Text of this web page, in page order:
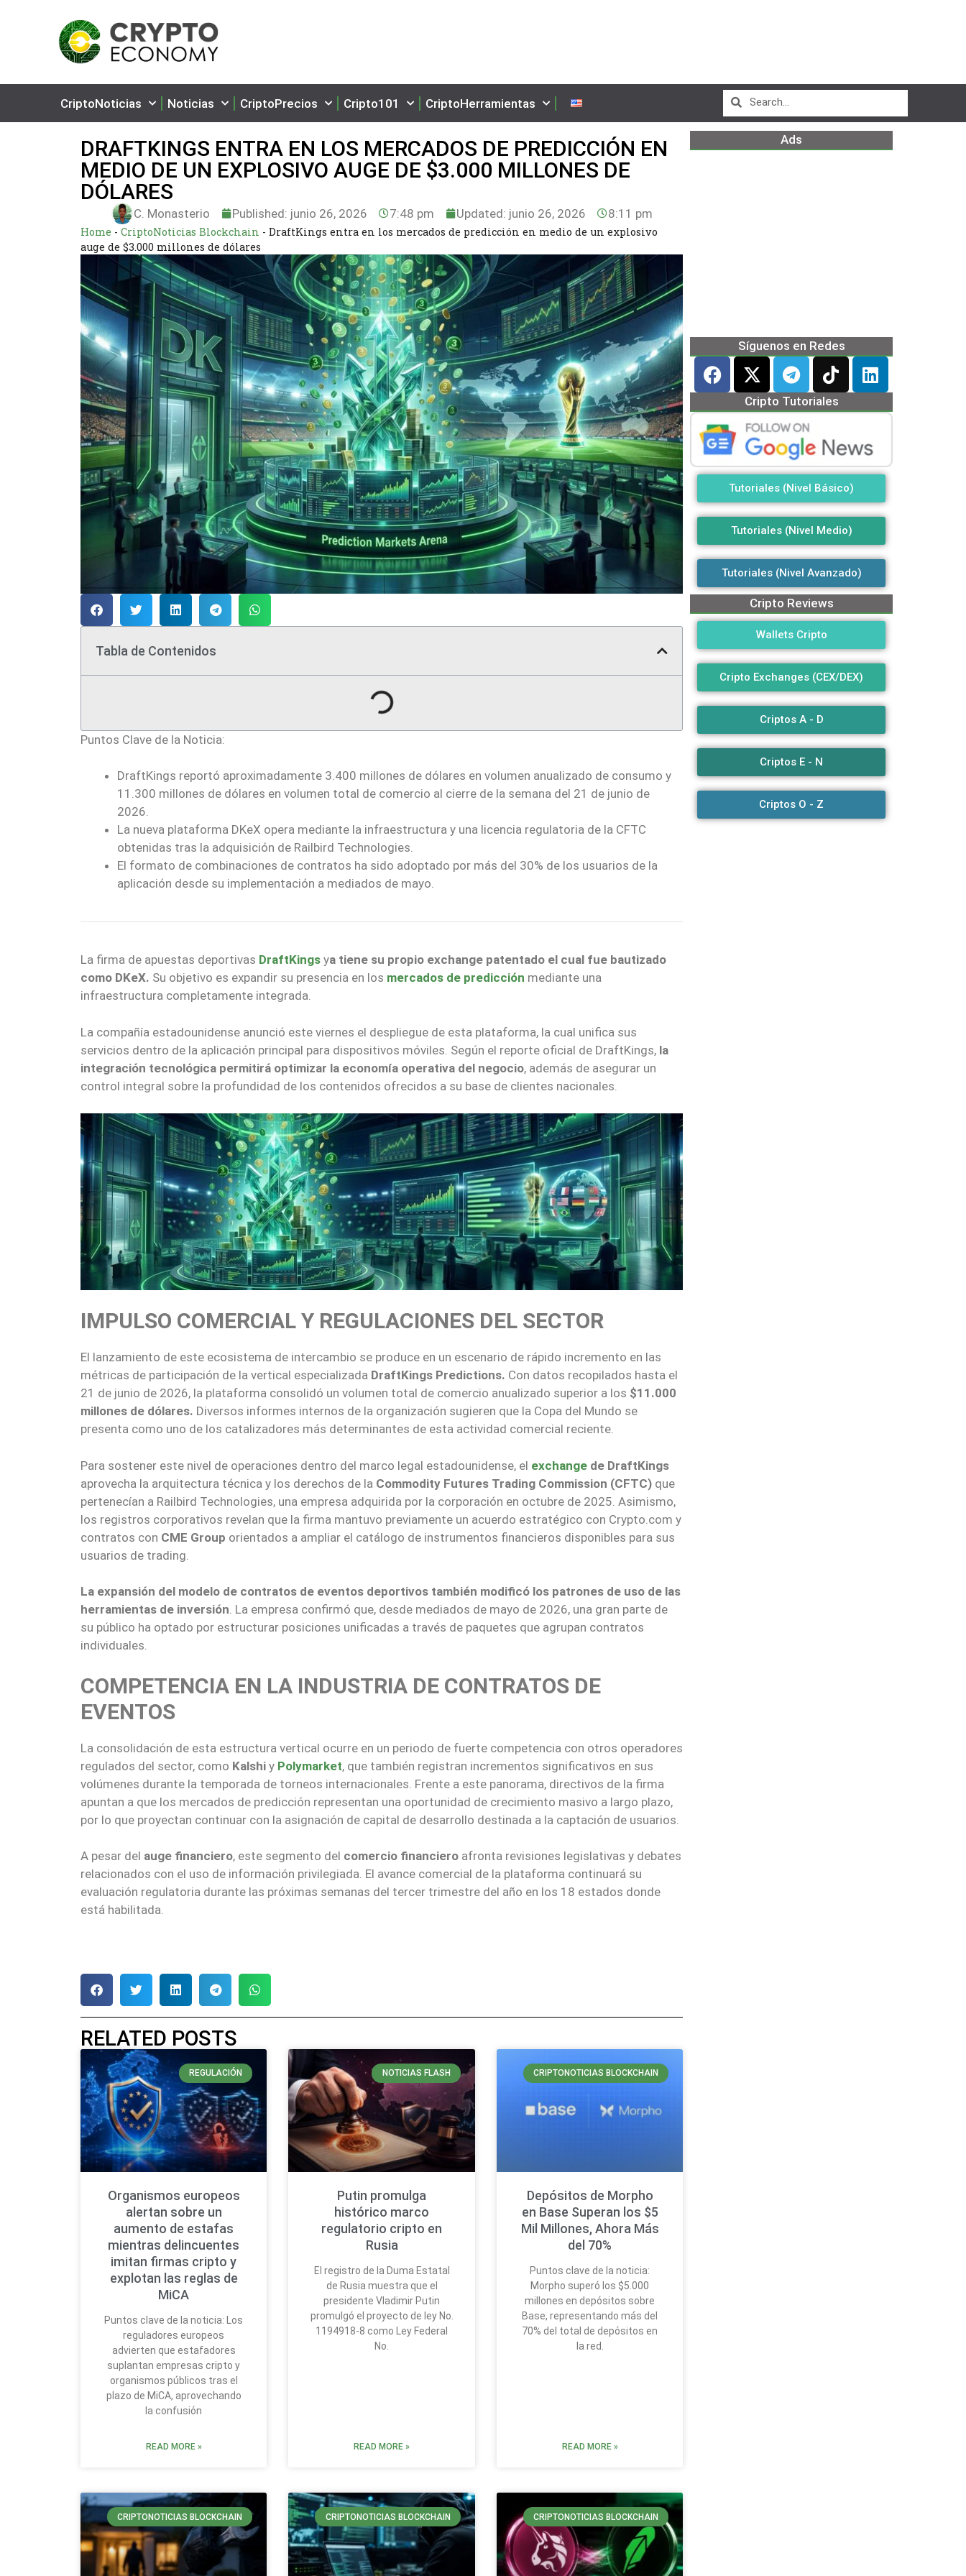
CriptoNoticias Noticias CriptoPrecios Cripto101 CriptoHerramientas
DRAFTKINGS ENTRA EN LOS MERCADOS DE PREDICCIÓN EN
MEDIO DE UN EXPLOSIVO AUGE DE $3.000 MILLONES DE
DÓLARES
C. Monasterio Published: junio 26, 2026 7:48 pm Updated: junio 26, 2026 8:11 pm
Home - CriptoNoticias Blockchain - DraftKings entra en los mercados de predicción en medio de un explosivo
auge de $3.000 millones de dólares
Tabla de Contenidos
Puntos Clave de la Noticia:
DraftKings reportó aproximadamente 3.400 millones de dólares en volumen anualizado de consumo y
11.300 millones de dólares en volumen total de comercio al cierre de la semana del 21 de junio de
2026.
La nueva plataforma DKeX opera mediante la infraestructura y una licencia regulatoria de la CFTC
obtenidas tras la adquisición de Railbird Technologies.
El formato de combinaciones de contratos ha sido adoptado por más del 30% de los usuarios de la
aplicación desde su implementación a mediados de mayo.
La firma de apuestas deportivas DraftKings ya tiene su propio exchange patentado el cual fue bautizado
como DKeX. Su objetivo es expandir su presencia en los mercados de predicción mediante una
infraestructura completamente integrada.
La compañía estadounidense anunció este viernes el despliegue de esta plataforma, la cual unifica sus
servicios dentro de la aplicación principal para dispositivos móviles. Según el reporte oficial de DraftKings, la
integración tecnológica permitirá optimizar la economía operativa del negocio, además de asegurar un
control integral sobre la profundidad de los contenidos ofrecidos a su base de clientes nacionales.
IMPULSO COMERCIAL Y REGULACIONES DEL SECTOR
El lanzamiento de este ecosistema de intercambio se produce en un escenario de rápido incremento en las
métricas de participación de la vertical especializada DraftKings Predictions. Con datos recopilados hasta el
21 de junio de 2026, la plataforma consolidó un volumen total de comercio anualizado superior a los $11.000
millones de dólares. Diversos informes internos de la organización sugieren que la Copa del Mundo se
presenta como uno de los catalizadores más determinantes de esta actividad comercial reciente.
Para sostener este nivel de operaciones dentro del marco legal estadounidense, el exchange de DraftKings
aprovecha la arquitectura técnica y los derechos de la Commodity Futures Trading Commission (CFTC) que
pertenecían a Railbird Technologies, una empresa adquirida por la corporación en octubre de 2025. Asimismo,
los registros corporativos revelan que la firma mantuvo previamente un acuerdo estratégico con Crypto.com y
contratos con CME Group orientados a ampliar el catálogo de instrumentos financieros disponibles para sus
usuarios de trading.
La expansión del modelo de contratos de eventos deportivos también modificó los patrones de uso de las
herramientas de inversión. La empresa confirmó que, desde mediados de mayo de 2026, una gran parte de
su público ha optado por estructurar posiciones unificadas a través de paquetes que agrupan contratos
individuales.
COMPETENCIA EN LA INDUSTRIA DE CONTRATOS DE
EVENTOS
La consolidación de esta estructura vertical ocurre en un periodo de fuerte competencia con otros operadores
regulados del sector, como Kalshi y Polymarket, que también registran incrementos significativos en sus
volúmenes durante la temporada de torneos internacionales. Frente a este panorama, directivos de la firma
apuntan a que los mercados de predicción representan una oportunidad de crecimiento masivo a largo plazo,
por lo que proyectan continuar con la asignación de capital de desarrollo destinada a la captación de usuarios.
A pesar del auge financiero, este segmento del comercio financiero afronta revisiones legislativas y debates
relacionados con el uso de información privilegiada. El avance comercial de la plataforma continuará su
evaluación regulatoria durante las próximas semanas del tercer trimestre del año en los 18 estados donde
está habilitada.
RELATED POSTS
REGULACIÓN
Organismos europeos
alertan sobre un
aumento de estafas
mientras delincuentes
imitan firmas cripto y
explotan las reglas de
MiCA
Puntos clave de la noticia: Los
reguladores europeos
advierten que estafadores
suplantan empresas cripto y
organismos públicos tras el
plazo de MiCA, aprovechando
la confusión
READ MORE »
NOTICIAS FLASH
Putin promulga
histórico marco
regulatorio cripto en
Rusia
El registro de la Duma Estatal
de Rusia muestra que el
presidente Vladimir Putin
promulgó el proyecto de ley No.
1194918-8 como Ley Federal
No.
READ MORE »
CRIPTONOTICIAS BLOCKCHAIN
Depósitos de Morpho
en Base Superan los $5
Mil Millones, Ahora Más
del 70%
Puntos clave de la noticia:
Morpho superó los $5.000
millones en depósitos sobre
Base, representando más del
70% del total de depósitos en
la red.
READ MORE »
CRIPTONOTICIAS BLOCKCHAIN CRIPTONOTICIAS BLOCKCHAIN CRIPTONOTICIAS BLOCKCHAIN
Ads
Síguenos en Redes
Cripto Tutoriales
Tutoriales (Nivel Básico)
Tutoriales (Nivel Medio)
Tutoriales (Nivel Avanzado)
Cripto Reviews
Wallets Cripto
Cripto Exchanges (CEX/DEX)
Criptos A - D
Criptos E - N
Criptos O - Z